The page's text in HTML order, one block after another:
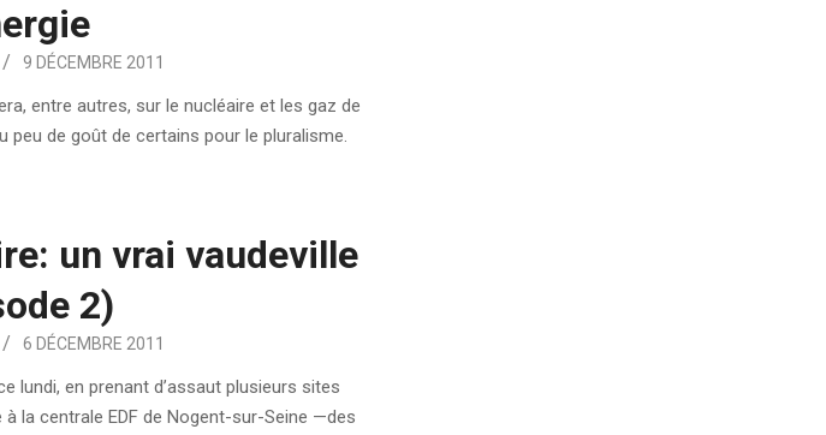
9 DÉCEMBRE 2011
entre autres, sur le nucléaire et les gaz de
peu de goût de certains pour le pluralisme.
un vrai vaudeville
2)
6 DÉCEMBRE 2011
lundi, en prenant d’assaut plusieurs sites
la centrale EDF de Nogent-sur-Seine —des